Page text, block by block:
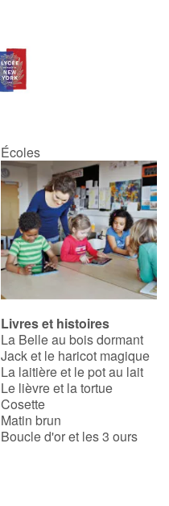
Écoles
Livres et histoires
La Belle au bois dormant
Jack et le haricot magique
La laitière et le pot au lait
Le lièvre et la tortue
Cosette
Matin brun
Boucle d'or et les 3 ours